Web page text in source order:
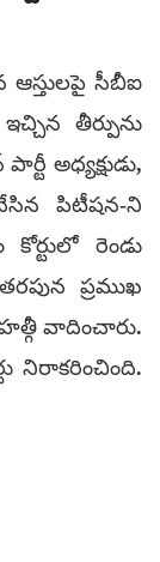
ఆస్తులపై సీబీఐ
తీర్పును
అధ్యక్షుడు,
పిటీషన-ని
కోర్టులో రెండు
ప్రముఖ
వాదించారు.
నిరాకరించింది.